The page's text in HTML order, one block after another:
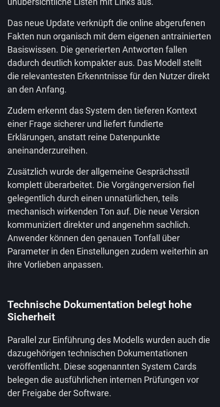
Das neue Update verknüpft die online abgerufenen
Fakten nun organisch mit dem eigenen antrainierten
Basiswissen. Die generierten Antworten fallen
dadurch deutlich kompakter aus. Das Modell stellt
die relevantesten Erkenntnisse für den Nutzer direkt
an den Anfang.
Zudem erkennt das System den tieferen Kontext
einer Frage sicherer und liefert fundierte
Erklärungen, anstatt reine Datenpunkte
aneinanderzureihen.
Zusätzlich wurde der allgemeine Gesprächsstil
komplett überarbeitet. Die Vorgängerversion fiel
gelegentlich durch einen unnatürlichen, teils
mechanisch wirkenden Ton auf. Die neue Version
kommuniziert direkter und angenehm sachlich.
Anwender können den genauen Tonfall über
Parameter in den Einstellungen zudem weiterhin an
ihre Vorlieben anpassen.
Technische Dokumentation belegt hohe
Sicherheit
Parallel zur Einführung des Modells wurden auch die
dazugehörigen technischen Dokumentationen
veröffentlicht. Diese sogenannten System Cards
belegen die ausführlichen internen Prüfungen vor
der Freigabe der Software.